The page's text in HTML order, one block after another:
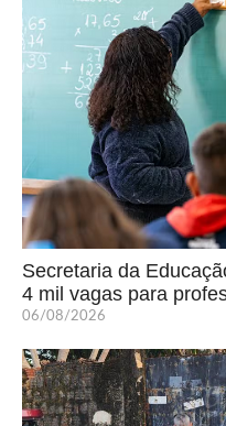
Secretaria da
4 mil vagas para
06/08/2026